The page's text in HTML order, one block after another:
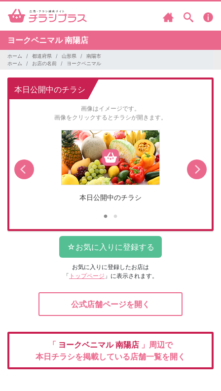
ヨークベニマル南陽店
ホーム 都道府県 山形県
南陽市
ホーム
お店の名前 ヨークベニマル
本日公開中のチラシ
画像はイメージです。
画像をクリックするとチラシが開きます。
本日公開中のチラシ
お気に入りに登録したお店は
「 トップページ 」に表示されます。
公式店舗ページを開く
「 ヨークベニマル南陽店 」周辺で
本日チラシを掲載している店舗一覧を開く